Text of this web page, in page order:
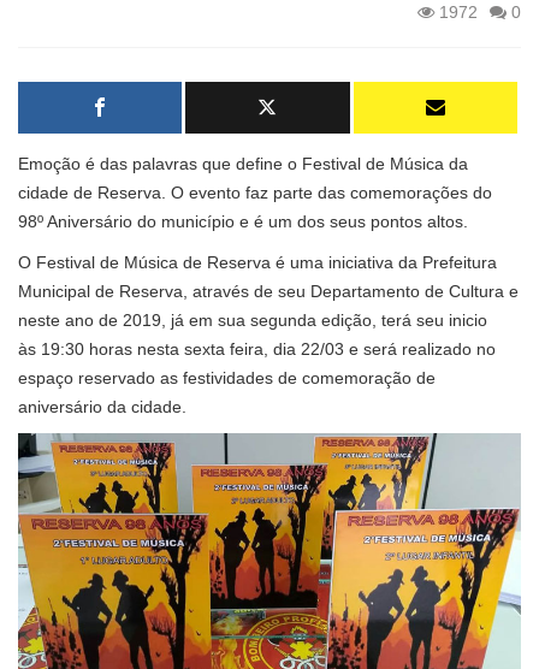
1972
0
Emoção é das palavras que define o Festival de Música da
cidade de Reserva. O evento faz parte das comemorações do
98º Aniversário do município e é um dos seus pontos altos.
O Festival de Música de Reserva é uma iniciativa da Prefeitura
Municipal de Reserva, através de seu Departamento de Cultura e
neste ano de 2019, já em sua segunda edição, terá seu inicio
às 19:30 horas nesta sexta feira, dia 22/03 e será realizado no
espaço reservado as festividades de comemoração de
aniversário da cidade.